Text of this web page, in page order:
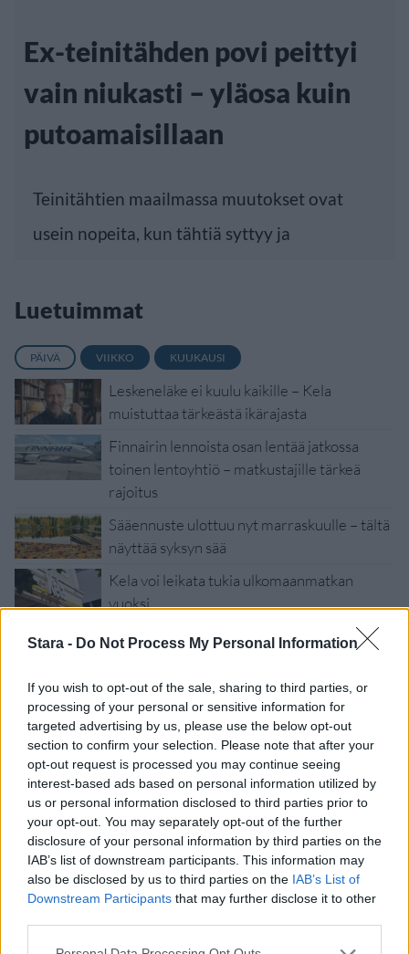
Stara - Do Not Process My Personal Information
If you wish to opt-out of the sale, sharing to third parties, or
processing of your personal or sensitive information for
targeted advertising by us, please use the below opt-out
section to confirm your selection. Please note that after your
opt-out request is processed you may continue seeing
interest-based ads based on personal information utilized by
us or personal information disclosed to third parties prior to
your opt-out. You may separately opt-out of the further
disclosure of your personal information by third parties on the
IAB’s list of downstream participants. This information may
also be disclosed by us to third parties on the IAB’s List of
Downstream Participants that may further disclose it to other
Ex-teinitähden povi peittyi
vain niukasti – yläosa kuin
putoamaisillaan
Teinitähtien maailmassa muutokset ovat
usein nopeita, kun tähtiä syttyy ja
Luetuimmat
PÄIVÄ VIIKKO KUUKAUSI
Leskeneläke ei kuulu kaikille – Kela
muistuttaa tärkeästä ikärajasta
Finnairin lennoista osan lentää jatkossa
toinen lentoyhtiö – matkustajille tärkeä
rajoitus
Sääennuste ulottuu nyt marraskuulle – tältä
näyttää syksyn sää
Kela voi leikata tukia ulkomaanmatkan
vuoksi
Suolikaasun tuoksu levisi Spider-Man -
Viihdeuutiset